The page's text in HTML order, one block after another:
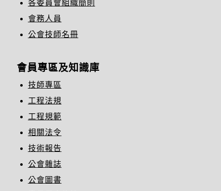
各委員會組織簡則
會務人員
公會技師名冊
會員專區及知識庫
技師專區
工程法規
工程規範
相關法令
技術報告
公會雜誌
公會圖書